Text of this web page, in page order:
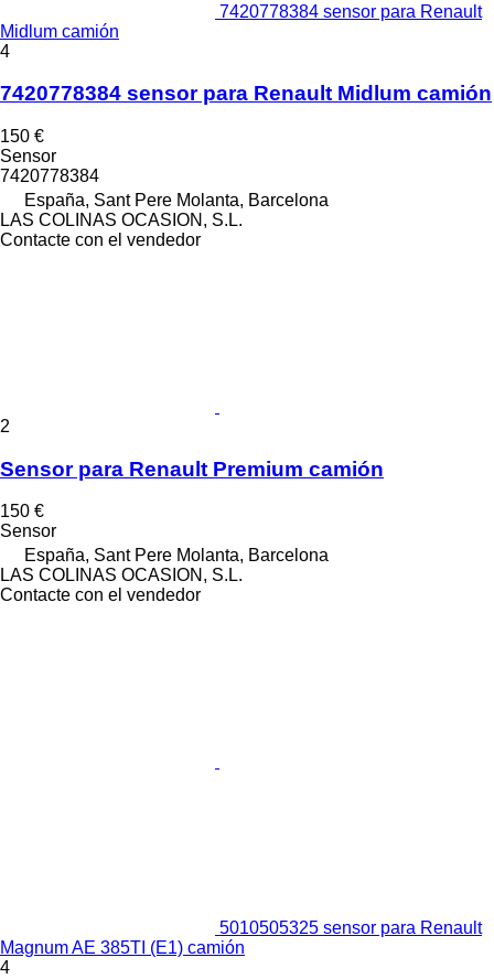
7420778384 sensor para Renault
Midlum camión
4
7420778384 sensor para Renault Midlum camión
150 €
Sensor
7420778384
España, Sant Pere Molanta, Barcelona
LAS COLINAS OCASION, S.L.
Contacte con el vendedor
2
Sensor para Renault Premium camión
150 €
Sensor
España, Sant Pere Molanta, Barcelona
LAS COLINAS OCASION, S.L.
Contacte con el vendedor
5010505325 sensor para Renault
Magnum AE 385TI (E1) camión
4